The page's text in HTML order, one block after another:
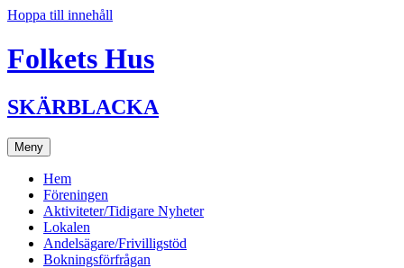
Hoppa till innehåll
Folkets Hus
SKÄRBLACKA
Meny
Hem
Föreningen
Aktiviteter/Tidigare Nyheter
Lokalen
Andelsägare/Frivilligstöd
Bokningsförfrågan